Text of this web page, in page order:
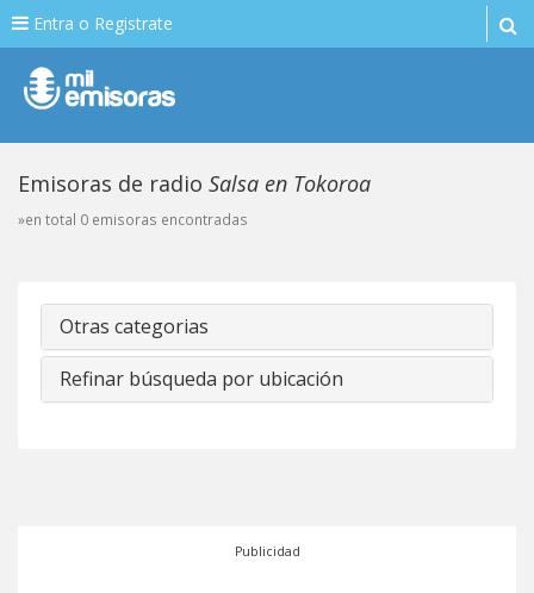
Entra o Registrate
Emisoras de radio Salsa en Tokoroa
»en total 0 emisoras encontradas
Otras categorias
Refinar búsqueda por ubicación
Publicidad